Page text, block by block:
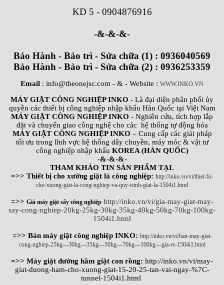
KD 5 - 0904876916
-&-&-&-
Bảo Hành - Bảo trì - Sửa chữa (1) : 0936040569
Bảo Hành - Bảo trì - Sửa chữa (2) : 0936253359
Email : info@theonejsc.com - & - Website : WWW.INKO.VN
MÁY GIẶT CÔNG NGHIỆP INKO - Là đại diện phân phối ủy
quyền các thiết bị công nghiệp nhập khẩu Hàn Quốc tại Việt Nam
MÁY GIẶT CÔNG NGHIỆP INKO - Nghiên cứu, tích hợp lắp
đặt và chuyển giao công nghệ cho các hệ thống tự động hóa
MÁY GIẶT CÔNG NGHIỆP INKO – Cung cấp các giải pháp
tối ưu trong lĩnh vực hệ thống dây chuyền, máy móc & vật tư
công nghiệp nhập khẩu KOREA (HÀN QUỐC)
-&-&-&-
THAM KHẢO TIN SẢN PHẨM TẠI.
=>> Thiết bị cho xưởng giặt là công nghiệp: http://inko.vn/vi/thiet-bi-
cho-xuong-giat-la-cong-nghiep-va-quy-trinh-giat-la-1504i1.html
=>> Giá máy giặt sấy công nghiệp http://inko.vn/vi/gia-may-giat-may-
say-cong-nghiep-20kg-25kg-30kg-35kg-40kg-50kg-70kg-100kg-
1504i1.html
=>> Bán máy giặt công nghiệp INKO: http://inko.vn/vi/ban-may-giat-
cong-nghiep-25kg---30kg---35kg---50kg---70kg---100kg---gia-re-1504i1.html
=>> Máy giặt đường hầm giặt con rồng: http://inko.vn/vi/may-
giat-duong-ham-cho-xuong-giat-15-20-25-tan-vai-ngay-%7C-
tunnel-1504i1.html